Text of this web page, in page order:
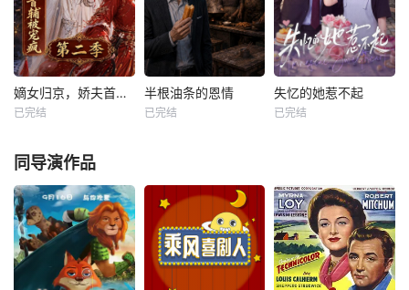
嫡女归京，娇夫首辅被宠疯第二季 嫡女归京，娇夫首辅被宠疯第二季
已完结
半根油条的恩情
半根油条的恩情
已完结
失忆的她惹不起
失忆的她惹不起
已完结
同导演作品